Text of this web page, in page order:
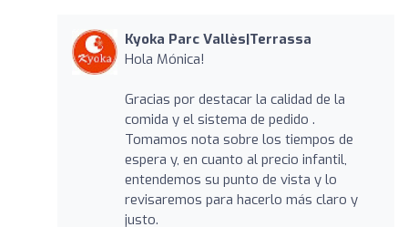
Kyoka Parc Vallès|Terrassa
Hola Mónica!
Gracias por destacar la calidad de la
comida y el sistema de pedido .
Tomamos nota sobre los tiempos de
espera y, en cuanto al precio infantil,
entendemos su punto de vista y lo
revisaremos para hacerlo más claro y
justo.